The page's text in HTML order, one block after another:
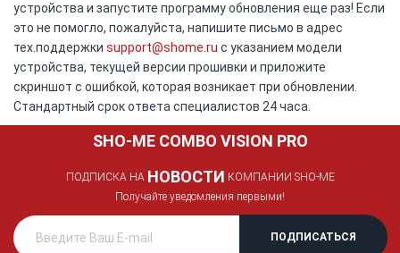
устройства и запустите программу обновления еще раз! Если
это не помогло, пожалуйста, напишите письмо в адрес
тех.поддержки support@shome.ru c указанием модели
устройства, текущей версии прошивки и приложите
скриншот с ошибкой, которая возникает при обновлении.
Стандартный срок ответа специалистов 24 часа.
SHO-ME COMBO VISION PRO
ПОДПИСКА НА НОВОСТИ КОМПАНИИ SHO-ME
Получайте уведомления первыми!